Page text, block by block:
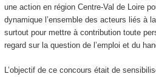
une action en région Centre-Val de Loire
dynamique l’ensemble des acteurs liés à
surtout pour mettre à contribution toute
regard sur la question de l’emploi et du
L’objectif de ce concours était de